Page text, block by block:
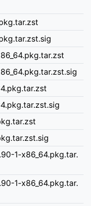
1-x86_64.pkg.tar.
1-x86_64.pkg.tar.